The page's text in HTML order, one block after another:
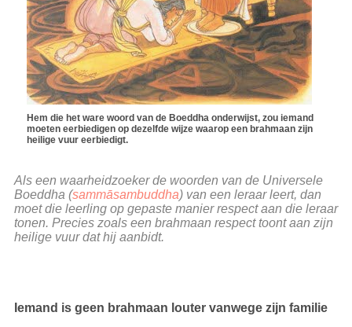
Hem die het ware woord van de Boeddha onderwijst, zou iemand
moeten eerbiedigen op dezelfde wijze waarop een brahmaan zijn
heilige vuur eerbiedigt.
Als een waarheidzoeker de woorden van de Universele
Boeddha (sammāsambuddha) van een leraar leert, dan
moet die leerling op gepaste manier respect aan die leraar
tonen. Precies zoals een brahmaan respect toont aan zijn
heilige vuur dat hij aanbidt.
Iemand is geen brahmaan louter vanwege zijn familie